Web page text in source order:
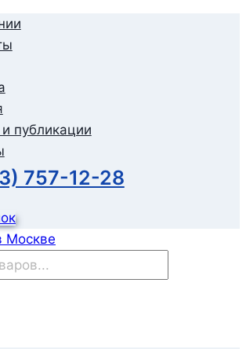
публикации
757-12-28